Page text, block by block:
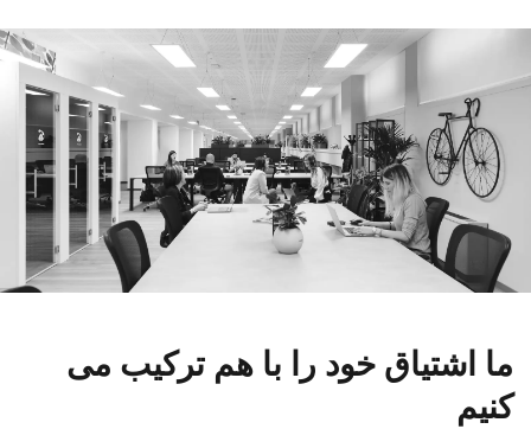
ما اشتیاق خود را با هم ترکیب می
کنیم